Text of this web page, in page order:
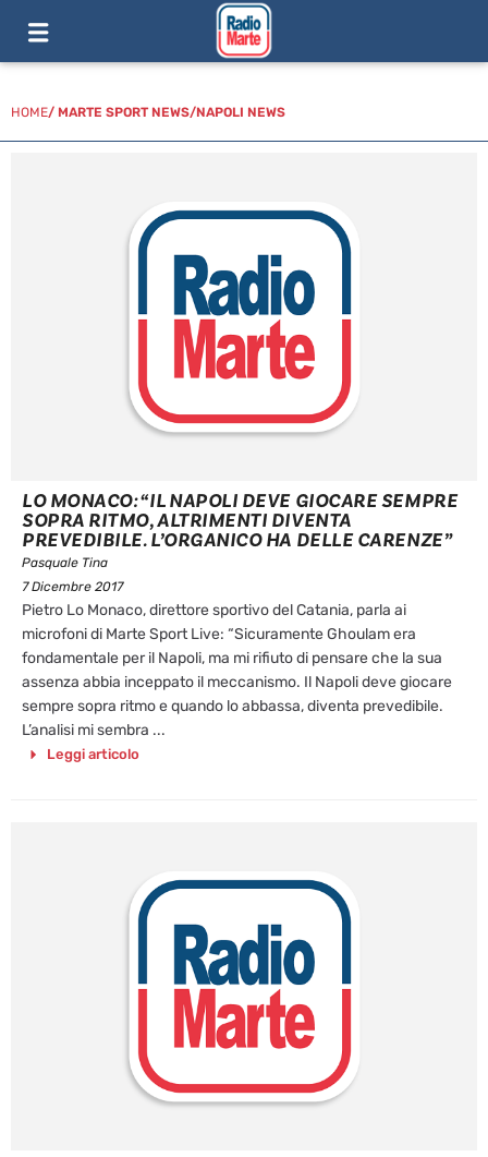
HOME/ MARTE SPORT NEWS/NAPOLI NEWS
LO MONACO: “IL NAPOLI DEVE GIOCARE SEMPRE
SOPRA RITMO, ALTRIMENTI DIVENTA
PREVEDIBILE. L’ORGANICO HA DELLE CARENZE”
Pasquale Tina
7 Dicembre 2017
Pietro Lo Monaco, direttore sportivo del Catania, parla ai
microfoni di Marte Sport Live: “Sicuramente Ghoulam era
fondamentale per il Napoli, ma mi rifiuto di pensare che la sua
assenza abbia inceppato il meccanismo. Il Napoli deve giocare
sempre sopra ritmo e quando lo abbassa, diventa prevedibile.
L’analisi mi sembra ...
Leggi articolo